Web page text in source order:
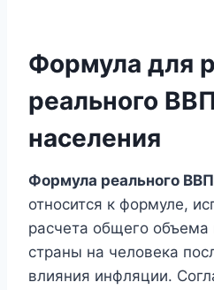
Формула для
реального
населения
Формула реального
относится к формуле,
расчета общего объема
страны на человека
влияния инфляции.